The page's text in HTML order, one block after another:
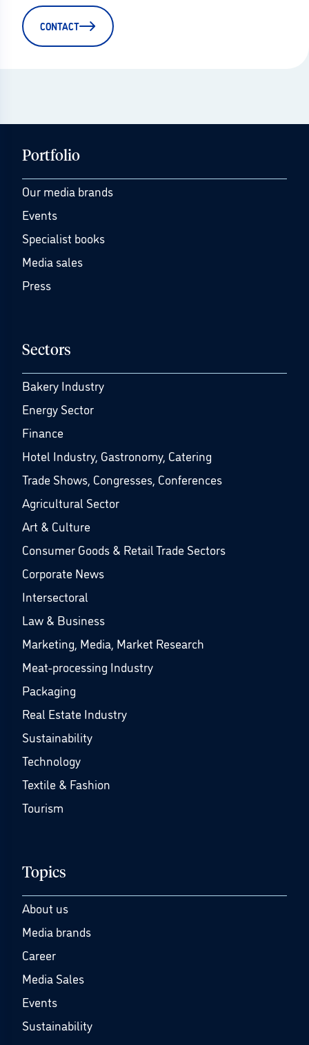
CONTACT
Portfolio
Our media brands
Events
Specialist books
Media sales
Press
Sectors
Bakery Industry
Energy Sector
Finance
Hotel Industry, Gastronomy, Catering
Trade Shows, Congresses, Conferences
Agricultural Sector
Art & Culture
Consumer Goods & Retail Trade Sectors
Corporate News
Intersectoral
Law & Business
Marketing, Media, Market Research
Meat-processing Industry
Packaging
Real Estate Industry
Sustainability
Technology
Textile & Fashion
Tourism
Topics
About us
Media brands
Career
Media Sales
Events
Sustainability